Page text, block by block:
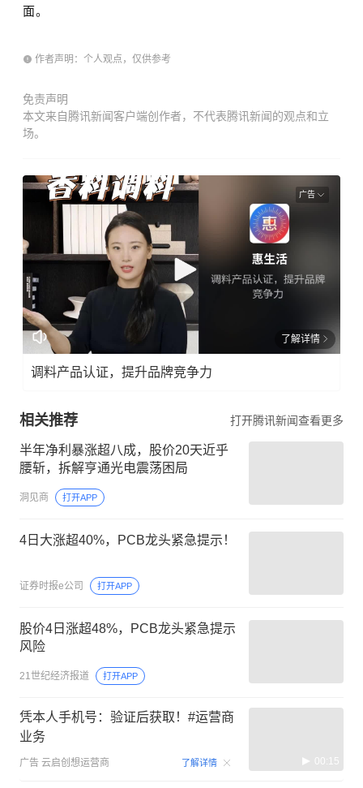
面。
作者声明：个人观点，仅供参考
免责声明
本文来自腾讯新闻客户端创作者，不代表腾讯新闻的观点和立
场。
广告
了解详情
调料产品认证，提升品牌竞争力
相关推荐 打开腾讯新闻查看更多
半年净利暴涨超八成，股价20天近乎
腰斩，拆解亨通光电震荡困局
洞见商 打开APP
4日大涨超40%，PCB龙头紧急提示！
证券时报e公司 打开APP
股价4日涨超48%，PCB龙头紧急提示
风险
21世纪经济报道 打开APP
凭本人手机号：验证后获取！#运营商
业务
广告 云启创想运营商 了解详情 00:15